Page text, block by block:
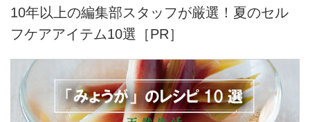
10年以上の編集部スタッフが厳選！夏のセル
フケアアイテム10選［PR］